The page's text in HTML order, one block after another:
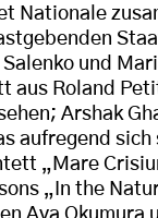
Nationale
und
aus Roland
Arshak
aufregend sich
„Mare
„In the